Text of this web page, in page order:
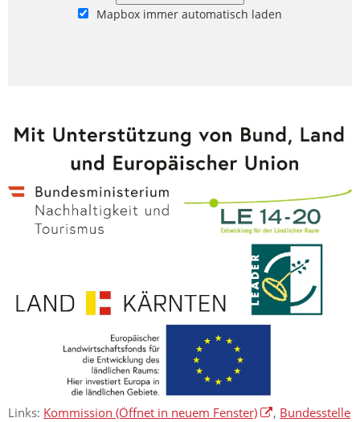
Mapbox immer automatisch laden
Links: Kommission (Öffnet in neuem Fenster) , Bundesstelle